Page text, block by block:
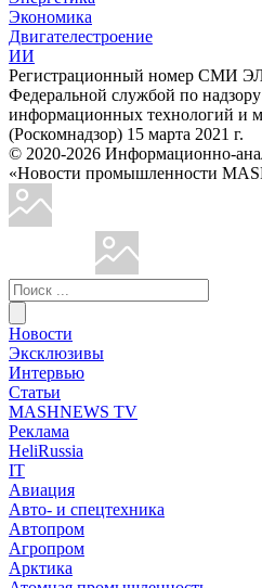
Экономика
Двигателестроение
ИИ
Регистрационный номер СМИ
Федеральной службой по надзору
информационных технологий и
(Роскомнадзор) 15 марта 2021 г.
© 2020-2026 Информационно-
«Новости промышленности
Новости
Эксклюзивы
Интервью
Статьи
MASHNEWS TV
Реклама
HeliRussia
IT
Авиация
Авто- и спецтехника
Автопром
Агропром
Арктика